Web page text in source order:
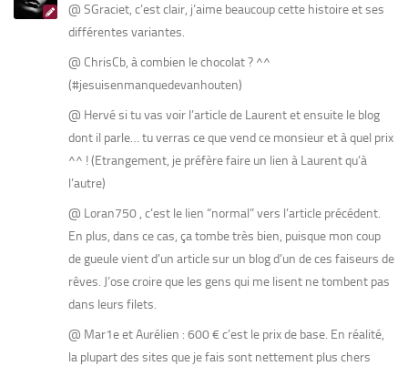
@ SGraciet, c’est clair, j’aime beaucoup cette histoire et ses
différentes variantes.
@ ChrisCb, à combien le chocolat ? ^^
(#jesuisenmanquedevanhouten)
@ Hervé si tu vas voir l’article de Laurent et ensuite le blog
dont il parle… tu verras ce que vend ce monsieur et à quel prix
^^ ! (Etrangement, je préfère faire un lien à Laurent qu’à
l’autre)
@ Loran750 , c’est le lien “normal” vers l’article précédent.
En plus, dans ce cas, ça tombe très bien, puisque mon coup
de gueule vient d’un article sur un blog d’un de ces faiseurs de
rêves. J’ose croire que les gens qui me lisent ne tombent pas
dans leurs filets.
@ Mar1e et Aurélien : 600 € c’est le prix de base. En réalité,
la plupart des sites que je fais sont nettement plus chers